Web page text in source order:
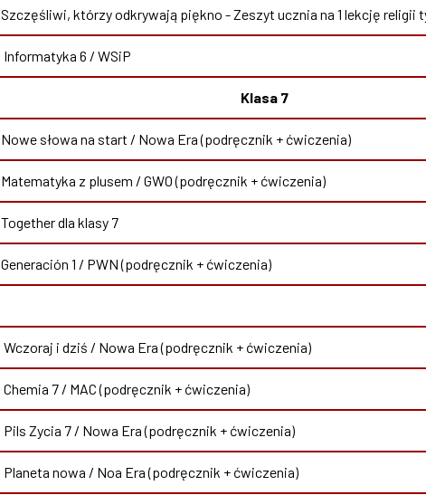
Szczęśliwi, którzy odkrywają piękno - Zeszyt ucznia na 1 lekcję religii
Informatyka 6 / WSiP
Klasa 7
Nowe słowa na start / Nowa Era (podręcznik + ćwiczenia)
Matematyka z plusem / GWO (podręcznik + ćwiczenia)
Together dla klasy 7
Generación 1 / PWN (podręcznik + ćwiczenia)
Wczoraj i dziś / Nowa Era (podręcznik + ćwiczenia)
Chemia 7 / MAC (podręcznik + ćwiczenia)
Pils Zycia 7 / Nowa Era (podręcznik + ćwiczenia)
Planeta nowa / Noa Era (podręcznik + ćwiczenia)